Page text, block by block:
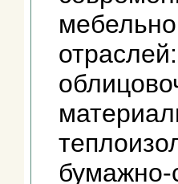
бумажно-